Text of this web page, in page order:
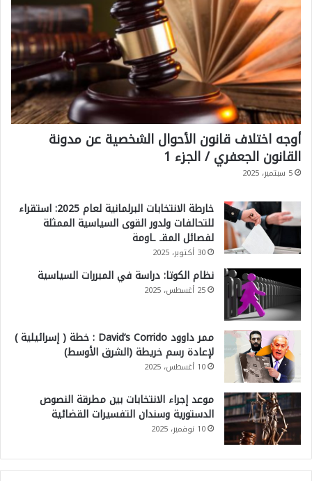
أوجه اختلاف قانون الأحوال الشخصية عن مدونة
القانون الجعفري / الجزء 1
5 سبتمبر، 2025
خارطة الانتخابات البرلمانية لعام 2025: استقراء
للتحالفات ولدور القوى السياسية الممثلة
لفصائل المقـ ـاومة
30 أكتوبر، 2025
نظام الكوتا: دراسة في المبررات السياسية
25 أغسطس، 2025
ممر داوود David’s Corrido : خطة ( إسرائيلية )
لإعادة رسم خريطة (الشرق الأوسط)
10 أغسطس، 2025
موعد إجراء الانتخابات بين مطرقة النصوص
الدستورية وسندان التفسيرات القضائية
10 نوفمبر، 2025